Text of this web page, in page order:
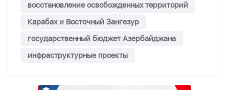
восстановление освобожденных территорий
Карабах и Восточный Зангезур
государственный бюджет Азербайджана
инфраструктурные проекты